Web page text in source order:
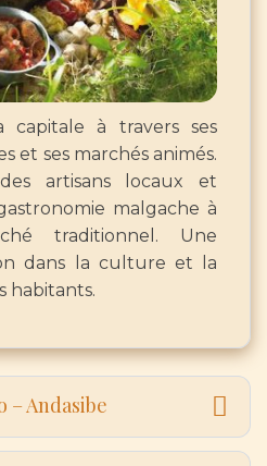
capitale à travers ses
et ses marchés animés.
artisans locaux et
malgache à
traditionnel. Une
dans la culture et la
habitants.
– Andasibe